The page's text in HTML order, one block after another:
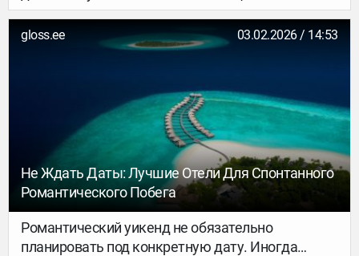
крайне насыщенной: собрали 15 фестивалей по
всей стране, которые точно станут прекрасным
поводом для путешествия.
gloss.ee 03.02.2026 / 14:53
Не Ждать Даты: Лучшие Отели Для Спонтанного
Романтического Побега
Романтический уикенд не обязательно
планировать под конкретную дату. Иногда